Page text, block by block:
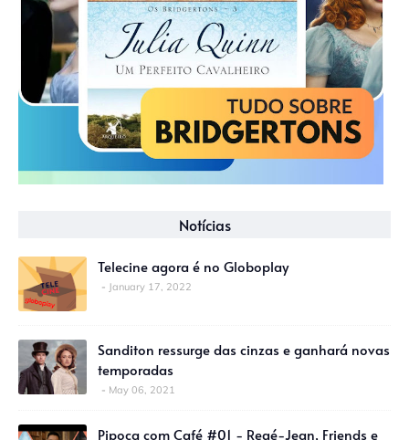
Notícias
Telecine agora é no Globoplay
January 17, 2022
Sanditon ressurge das cinzas e ganhará novas
temporadas
May 06, 2021
Pipoca com Café #01 - Regé-Jean, Friends e